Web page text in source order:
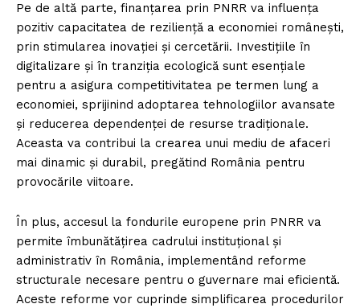
Pe de altă parte, finanțarea prin PNRR va influența
pozitiv capacitatea de reziliență a economiei românești,
prin stimularea inovației și cercetării. Investițiile în
digitalizare și în tranziția ecologică sunt esențiale
pentru a asigura competitivitatea pe termen lung a
economiei, sprijinind adoptarea tehnologiilor avansate
și reducerea dependenței de resurse tradiționale.
Aceasta va contribui la crearea unui mediu de afaceri
mai dinamic și durabil, pregătind România pentru
provocările viitoare.
În plus, accesul la fondurile europene prin PNRR va
permite îmbunătățirea cadrului instituțional și
administrativ în România, implementând reforme
structurale necesare pentru o guvernare mai eficientă.
Aceste reforme vor cuprinde simplificarea procedurilor